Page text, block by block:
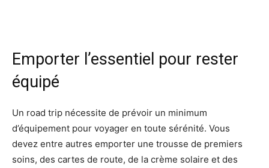
Emporter l’essentiel pour rester
équipé
Un road trip nécessite de prévoir un minimum
d’équipement pour voyager en toute sérénité. Vous
devez entre autres emporter une trousse de premiers
soins, des cartes de route, de la crème solaire et des